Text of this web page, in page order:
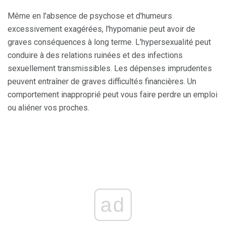
Même en l'absence de psychose et d'humeurs
excessivement exagérées, l'hypomanie peut avoir de
graves conséquences à long terme. L'hypersexualité peut
conduire à des relations ruinées et des infections
sexuellement transmissibles. Les dépenses imprudentes
peuvent entraîner de graves difficultés financières. Un
comportement inapproprié peut vous faire perdre un emploi
ou aliéner vos proches.
ad